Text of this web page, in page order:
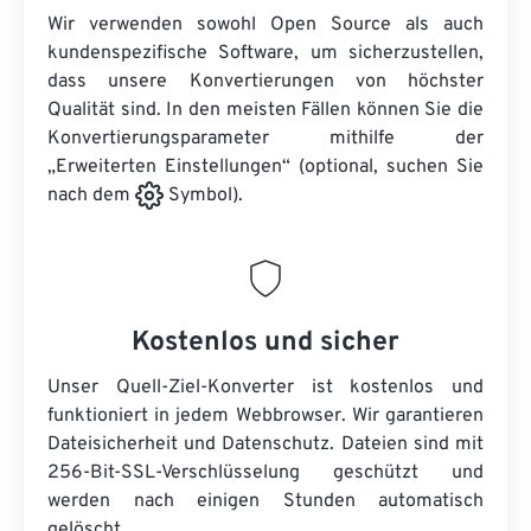
Wir verwenden sowohl Open Source als auch
kundenspezifische Software, um sicherzustellen,
dass unsere Konvertierungen von höchster
Qualität sind. In den meisten Fällen können Sie die
Konvertierungsparameter mithilfe der
„Erweiterten Einstellungen“ (optional, suchen Sie
nach dem
Symbol).
Kostenlos und sicher
Unser Quell-Ziel-Konverter ist kostenlos und
funktioniert in jedem Webbrowser. Wir garantieren
Dateisicherheit und Datenschutz. Dateien sind mit
256-Bit-SSL-Verschlüsselung geschützt und
werden nach einigen Stunden automatisch